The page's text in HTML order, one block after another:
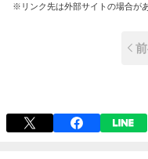
※リンク先は外部サイトの場合が